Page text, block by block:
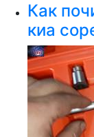
Как
киа